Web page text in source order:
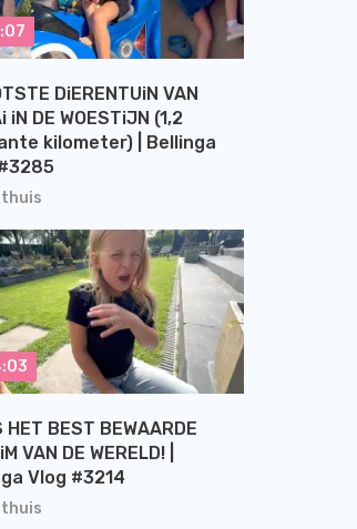
thuis
DiERENTUiN VAN
iN DE WOESTiJN (1,2
kilometer) | Bellinga
thuis
HET BEST BEWAARDE
VAN DE WERELD! |
Vlog #3214